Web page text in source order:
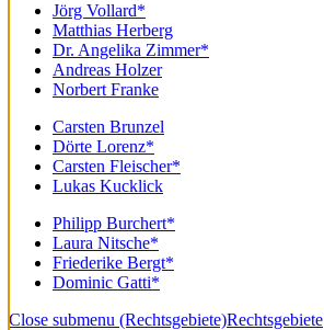
Jörg Vollard*
Matthias Herberg
Dr. Angelika Zimmer*
Andreas Holzer
Norbert Franke
Carsten Brunzel
Dörte Lorenz*
Carsten Fleischer*
Lukas Kucklick
Philipp Burchert*
Laura Nitsche*
Friederike Bergt*
Dominic Gatti*
Close submenu (Rechtsgebiete)Rechtsgebiete